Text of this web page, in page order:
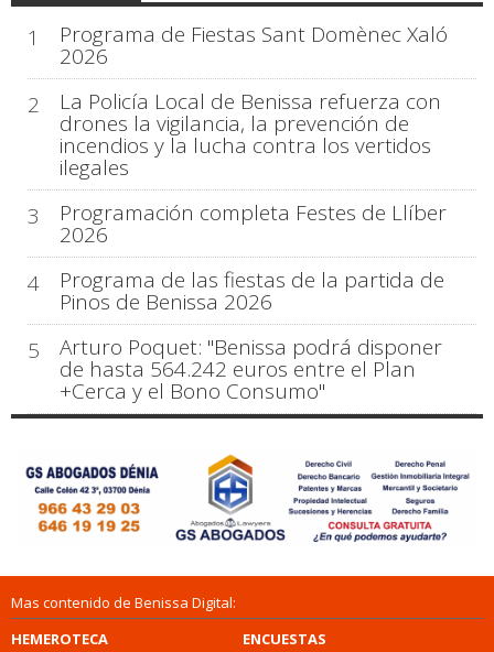
1 Programa de Fiestas Sant Domènec Xaló
2026
2
La Policía Local de Benissa refuerza con
drones la vigilancia, la prevención de
incendios y la lucha contra los vertidos
ilegales
3
Programación completa Festes de Llíber
2026
4
Programa de las fiestas de la partida de
Pinos de Benissa 2026
5
Arturo Poquet: "Benissa podrá disponer
de hasta 564.242 euros entre el Plan
+Cerca y el Bono Consumo"
Mas contenido de Benissa Digital:
HEMEROTECA
ENCUESTAS